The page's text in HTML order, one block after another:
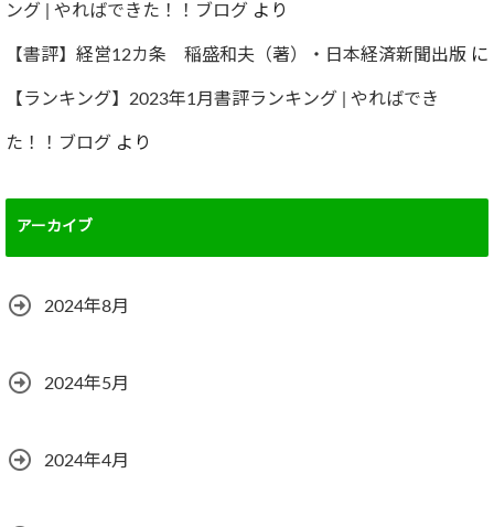
ング | やればできた！！ブログ より
【書評】経営12カ条 稲盛和夫（著）・日本経済新聞出版 に
【ランキング】2023年1月書評ランキング | やればでき
た！！ブログ より
アーカイブ
2024年8月
2024年5月
2024年4月